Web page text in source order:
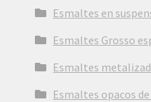
Esmaltes en
Esmaltes Grosso
Esmaltes
Esmaltes opacos